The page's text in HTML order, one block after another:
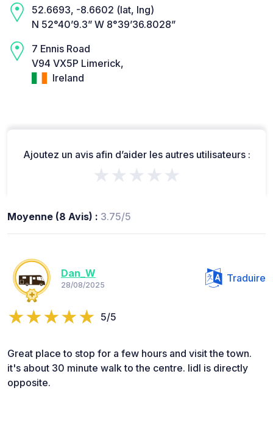
52.6693, -8.6602 (lat, lng)
N 52°40’9.3” W 8°39’36.8028”
7 Ennis Road
V94 VX5P Limerick,
Ireland
Ajoutez un avis afin d’aider les autres utilisateurs :
★★★★★
Moyenne (8 Avis) : 3.75/5
Dan_W
28/08/2025
Traduire
5/5
Great place to stop for a few hours and visit the town.
it's about 30 minute walk to the centre. lidl is directly
opposite.